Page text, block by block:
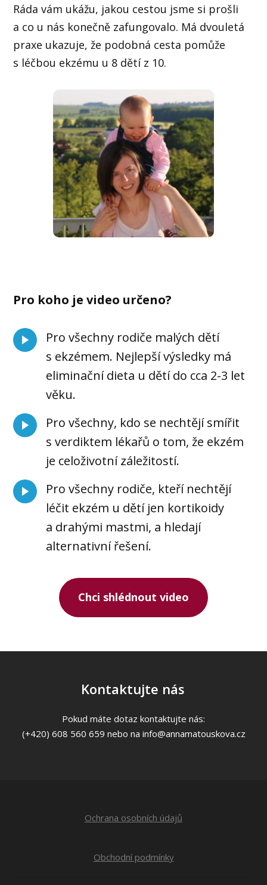
Ráda vám ukážu, jakou cestou jsme si prošli
a co u nás konečně zafungovalo. Má dvouletá
praxe ukazuje, že podobná cesta pomůže
s léčbou ekzému u 8 dětí z 10.
Pro koho je video určeno?
Pro všechny rodiče malých dětí
s ekzémem. Nejlepší výsledky má
eliminační dieta u dětí do cca 2-3 let
věku.
Pro všechny, kdo se nechtějí smířit
s verdiktem lékařů o tom, že ekzém
je celoživotní záležitostí.
Pro všechny rodiče, kteří nechtějí
léčit ekzém u dětí jen kortikoidy
a drahými mastmi, a hledají
alternativní řešení.
Chci shlédnout video
Kontaktujte nás
Pokud máte dotaz kontaktujte nás:
(+420) 608 560 659 nebo na info@annamatouskova.cz
Ochrana osobních údajů
Obchodní podmínky